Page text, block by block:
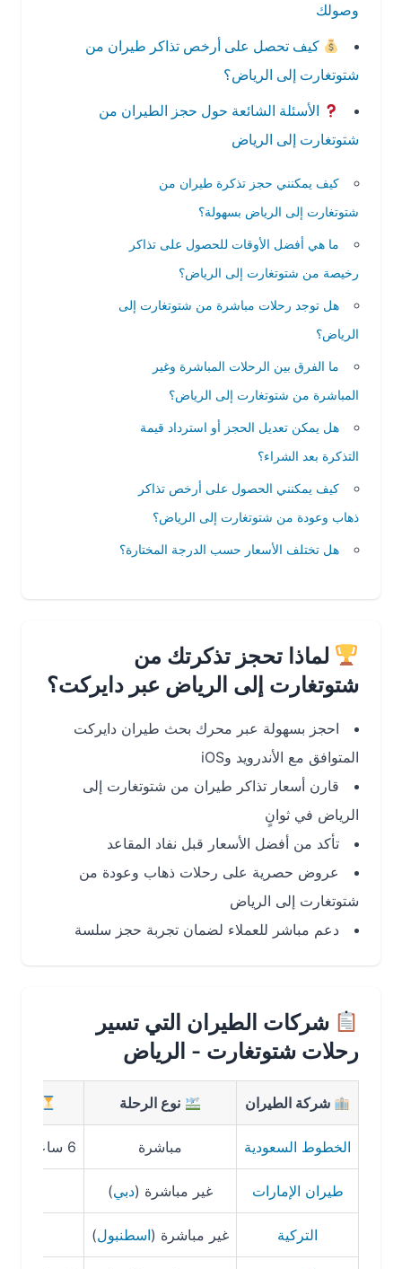
وصولك
كيف تحصل على أرخص تذاكر طيران من
شتوتغارت إلى الرياض؟
الأسئلة الشائعة حول حجز الطيران من
شتوتغارت إلى الرياض
كيف يمكنني حجز تذكرة طيران من
شتوتغارت إلى الرياض بسهولة؟
ما هي أفضل الأوقات للحصول على تذاكر
رخيصة من شتوتغارت إلى الرياض؟
هل توجد رحلات مباشرة من شتوتغارت إلى
الرياض؟
ما الفرق بين الرحلات المباشرة وغير
المباشرة من شتوتغارت إلى الرياض؟
هل يمكن تعديل الحجز أو استرداد قيمة
التذكرة بعد الشراء؟
كيف يمكنني الحصول على أرخص تذاكر
ذهاب وعودة من شتوتغارت إلى الرياض؟
هل تختلف الأسعار حسب الدرجة المختارة؟
لماذا تحجز تذكرتك من
شتوتغارت إلى الرياض عبر دايركت؟
احجز بسهولة عبر محرك بحث طيران دايركت
المتوافق مع الأندرويد وiOS
قارن أسعار تذاكر طيران من شتوتغارت إلى
الرياض في ثوانٍ
تأكد من أفضل الأسعار قبل نفاد المقاعد
عروض حصرية على رحلات ذهاب وعودة من
شتوتغارت إلى الرياض
دعم مباشر للعملاء لضمان تجربة حجز سلسة
شركات الطيران التي تسير
رحلات شتوتغارت - الرياض
شركة الطيران نوع الرحلة مدة الرحلة
الخطوط السعودية مباشرة
طيران الإمارات غير مباشرة (دبي)
التركية غير مباشرة (اسطنبول)